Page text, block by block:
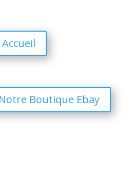
Accueil
Notre Boutique Ebay